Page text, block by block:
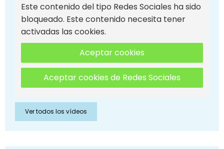
Este contenido del tipo Redes Sociales ha sido
bloqueado. Este contenido necesita tener
activadas las cookies.
Aceptar cookies
Aceptar cookies de Redes Sociales
Ver todos los vídeos